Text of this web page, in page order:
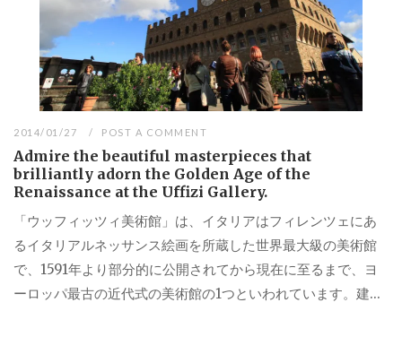
2014/01/27 POST A COMMENT
Admire the beautiful masterpieces that
brilliantly adorn the Golden Age of the
Renaissance at the Uffizi Gallery.
「ウッフィッツィ美術館」は、イタリアはフィレンツェにあ
るイタリアルネッサンス絵画を所蔵した世界最大級の美術館
で、1591年より部分的に公開されてから現在に至るまで、ヨ
ーロッパ最古の近代式の美術館の1つといわれています。建...